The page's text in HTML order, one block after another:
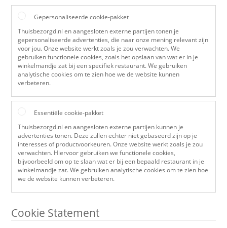
Gepersonaliseerde cookie-pakket
Thuisbezorgd.nl en aangesloten externe partijen tonen je
gepersonaliseerde advertenties, die naar onze mening relevant zijn
voor jou. Onze website werkt zoals je zou verwachten. We
gebruiken functionele cookies, zoals het opslaan van wat er in je
winkelmandje zat bij een specifiek restaurant. We gebruiken
analytische cookies om te zien hoe we de website kunnen
verbeteren.
Essentiële cookie-pakket
Thuisbezorgd.nl en aangesloten externe partijen kunnen je
advertenties tonen. Deze zullen echter niet gebaseerd zijn op je
interesses of productvoorkeuren. Onze website werkt zoals je zou
verwachten. Hiervoor gebruiken we functionele cookies,
bijvoorbeeld om op te slaan wat er bij een bepaald restaurant in je
winkelmandje zat. We gebruiken analytische cookies om te zien hoe
we de website kunnen verbeteren.
Cookie Statement